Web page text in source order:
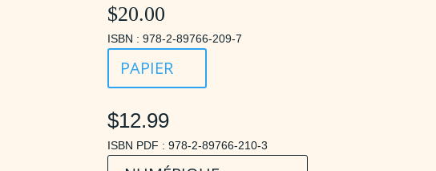
$20.00
ISBN : 978-2-89766-209-7
PAPIER
$12.99
ISBN PDF : 978-2-89766-210-3